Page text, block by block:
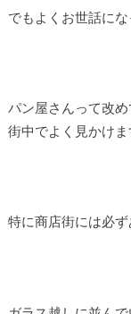
でもよくお世話にな
パン屋さんって改
街中でよく見かけま
特に商店街には必ず